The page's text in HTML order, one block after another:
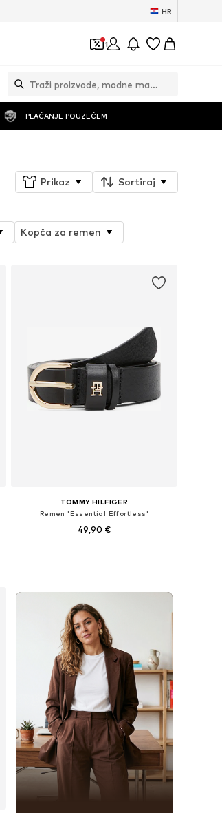
HR
1
PLAĆANJE POUZEĆEM
Prikaz Sortiraj
Kopča za remen
TOMMY HILFIGER
Remen 'Essential Effortless'
49,90 €